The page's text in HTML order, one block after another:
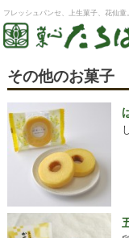
フレッシュパンセ、上生菓子、花仙
その他のお菓子